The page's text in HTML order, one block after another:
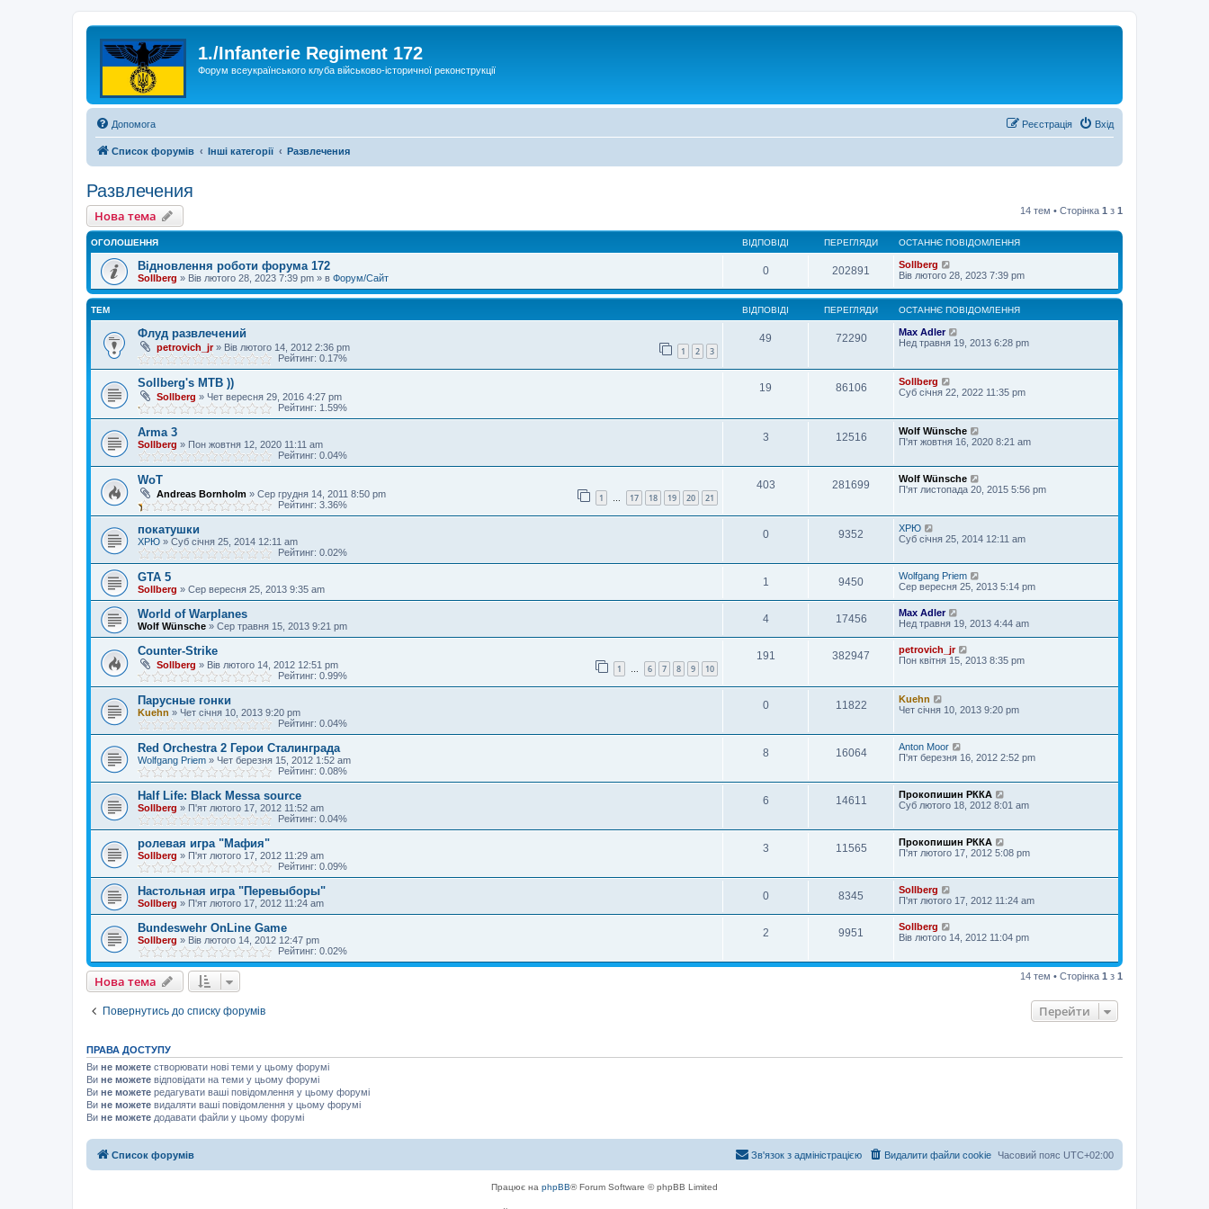
1./Infanterie Regiment 172
Форум всеукраїнського клуба військово-історичної реконструкції
Допомога Вхід
Реєстрація
Список форумів Інші категорії Развлечения
Развлечения
Нова тема 14 тем • Сторінка 1 з 1
ОГОЛОШЕННЯ ВІДПОВІДІ ПЕРЕГЛЯДИ ОСТАННЄ ПОВІДОМЛЕННЯ
Відновлення роботи форума 172
Sollberg » Вів лютого 28, 2023 7:39 pm » в Форум/Сайт
0 202891
Sollberg
Вів лютого 28, 2023 7:39 pm
ТЕМ ВІДПОВІДІ ПЕРЕГЛЯДИ ОСТАННЄ ПОВІДОМЛЕННЯ
Флуд развлечений
petrovich_jr» Вів лютого 14, 2012 2:36 pm 1 2 3
Рейтинг: 0.17%
49 72290
Max Adler
Нед травня 19, 2013 6:28 pm
Sollberg's MTB ))
Sollberg » Чет вересня 29, 2016 4:27 pm
Рейтинг: 1.59%
19 86106
Sollberg
Суб січня 22, 2022 11:35 pm
Arma 3
Sollberg » Пон жовтня 12, 2020 11:11 am
Рейтинг: 0.04%
3 12516
Wolf Wünsche
П'ят жовтня 16, 2020 8:21 am
WoT
Andreas Bornholm » Сер грудня 14, 2011 8:50 pm 1 … 17 18 19 20 21
Рейтинг: 3.36%
403 281699
Wolf Wünsche
П'ят листопада 20, 2015 5:56 pm
покатушки
ХРЮ » Суб січня 25, 2014 12:11 am
Рейтинг: 0.02%
0 9352
ХРЮ
Суб січня 25, 2014 12:11 am
GTA 5
Sollberg » Сер вересня 25, 2013 9:35 am
1 9450
Wolfgang Priem
Сер вересня 25, 2013 5:14 pm
World of Warplanes
Wolf Wünsche » Сер травня 15, 2013 9:21 pm
4 17456
Max Adler
Нед травня 19, 2013 4:44 am
Counter-Strike
Sollberg » Вів лютого 14, 2012 12:51 pm 1 … 6 7 8 9 10
Рейтинг: 0.99%
191 382947
petrovich_jr
Пон квітня 15, 2013 8:35 pm
Парусные гонки
Kuehn » Чет січня 10, 2013 9:20 pm
Рейтинг: 0.04%
0 11822
Kuehn
Чет січня 10, 2013 9:20 pm
Red Orchestra 2 Герои Сталинграда
Wolfgang Priem » Чет березня 15, 2012 1:52 am
Рейтинг: 0.08%
8 16064
Anton Moor
П'ят березня 16, 2012 2:52 pm
Half Life: Black Messa source
Sollberg » П'ят лютого 17, 2012 11:52 am
Рейтинг: 0.04%
6 14611
Прокопишин РККА
Суб лютого 18, 2012 8:01 am
ролевая игра "Мафия"
Sollberg » П'ят лютого 17, 2012 11:29 am
Рейтинг: 0.09%
3 11565
Прокопишин РККА
П'ят лютого 17, 2012 5:08 pm
Настольная игра "Перевыборы"
Sollberg » П'ят лютого 17, 2012 11:24 am
0 8345
Sollberg
П'ят лютого 17, 2012 11:24 am
Bundeswehr OnLine Game
Sollberg » Вів лютого 14, 2012 12:47 pm
Рейтинг: 0.02%
2 9951
Sollberg
Вів лютого 14, 2012 11:04 pm
Нова тема 14 тем • Сторінка 1 з 1
Повернутись до списку форумів Перейти
ПРАВА ДОСТУПУ
Ви не можете створювати нові теми у цьому форумі
Ви не можете відповідати на теми у цьому форумі
Ви не можете редагувати ваші повідомлення у цьому форумі
Ви не можете видаляти ваші повідомлення у цьому форумі
Ви не можете додавати файли у цьому форумі
Список форумів Часовий пояс UTC+02:00
Видалити файли cookie
Зв'язок з адміністрацією
Працює на phpBB® Forum Software © phpBB Limited